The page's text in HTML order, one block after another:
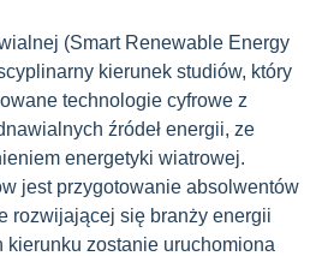
(Smart Renewable Energy
kierunek studiów, który
technologie cyfrowe z
źródeł energii, ze
energetyki wiatrowej.
jest przygotowanie absolwentów
rozwijającej się branży energii
zostanie uruchomiona